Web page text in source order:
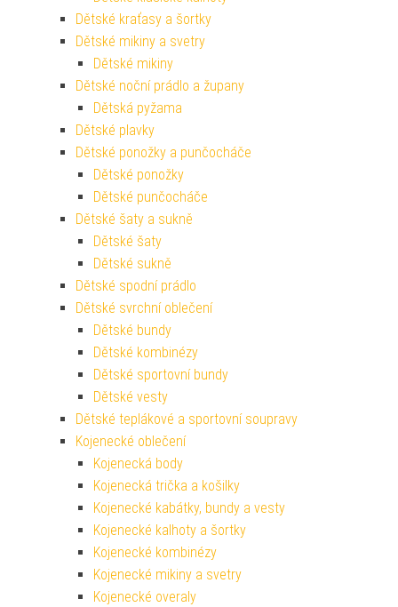
Dětské kraťasy a šortky
Dětské mikiny a svetry
Dětské mikiny
Dětské noční prádlo a župany
Dětská pyžama
Dětské plavky
Dětské ponožky a punčocháče
Dětské ponožky
Dětské punčocháče
Dětské šaty a sukně
Dětské šaty
Dětské sukně
Dětské spodní prádlo
Dětské svrchní oblečení
Dětské bundy
Dětské kombinézy
Dětské sportovní bundy
Dětské vesty
Dětské teplákové a sportovní soupravy
Kojenecké oblečení
Kojenecká body
Kojenecká trička a košilky
Kojenecké kabátky, bundy a vesty
Kojenecké kalhoty a šortky
Kojenecké kombinézy
Kojenecké mikiny a svetry
Kojenecké overaly